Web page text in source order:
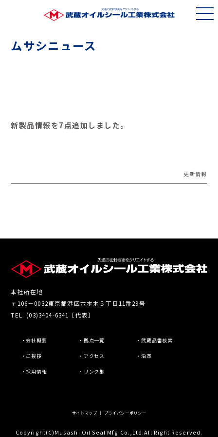
ムサシニュース
新製品情報を7点追加しました。
更新情報
本社所在地
〒106－0032東京都港区六本木５丁目11番29号
TEL. (03)3404-6341［代表］
・会社概要 ・拠点一覧 ・武蔵品番検索
・ご挨拶 ・アクセス ・沿革
・採用情報 ・リンク集
サイトマップ｜ プライバシーポリシー
Copyright(C)Musashi Oil Seal Mfg.Co.,Ltd.All Right Reserved.